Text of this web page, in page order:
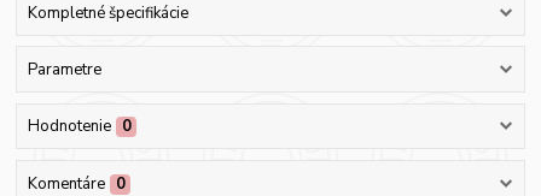
Kompletné špecifikácie
Parametre
Hodnotenie 0
Komentáre 0